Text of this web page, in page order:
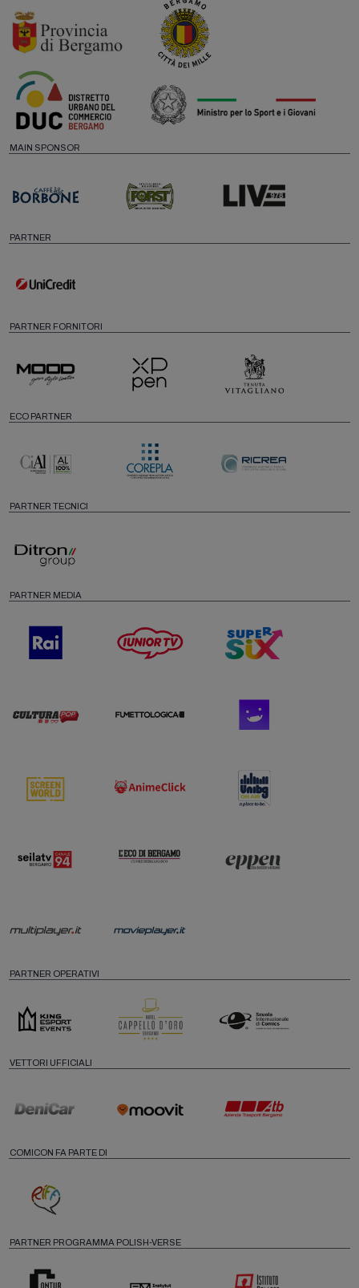
MAIN SPONSOR
PARTNER
PARTNER FORNITORI
ECO PARTNER
PARTNER TECNICI
PARTNER MEDIA
PARTNER OPERATIVI
VETTORI UFFICIALI
COMICON FA PARTE DI
PARTNER PROGRAMMA POLISH-VERSE